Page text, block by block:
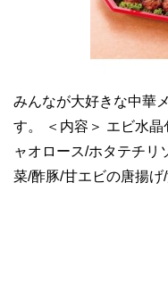
みんなが大好きな中華
す。 ＜内容＞ エビ水
ャオロース/ホタテチリ
菜/酢豚/甘エビの唐揚げ